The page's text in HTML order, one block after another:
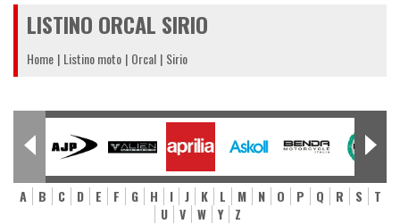
LISTINO ORCAL SIRIO
Home Listino moto Orcal Sirio
A B C D E F G H I J K L M N O P Q R S
T
U
V W Y Z